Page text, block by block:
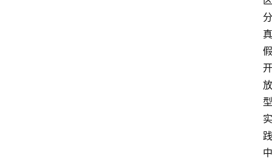
分
真
假
开
放
型
实
践
中